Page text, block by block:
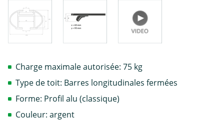
Charge maximale autorisée: 75 kg
Type de toit: Barres longitudinales fermées
Forme: Profil alu (classique)
Couleur: argent